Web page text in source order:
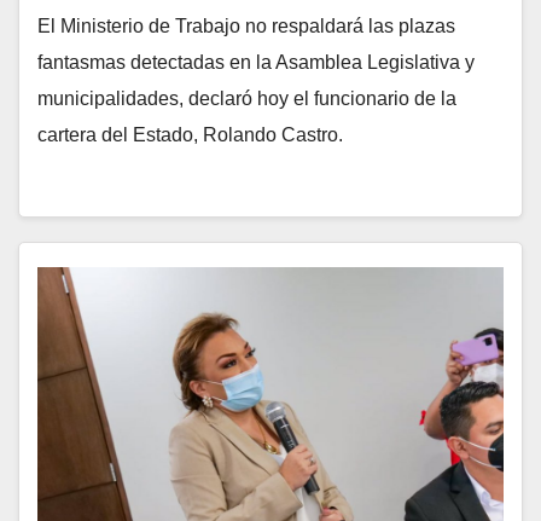
El Ministerio de Trabajo no respaldará las plazas
fantasmas detectadas en la Asamblea Legislativa y
municipalidades, declaró hoy el funcionario de la
cartera del Estado, Rolando Castro.